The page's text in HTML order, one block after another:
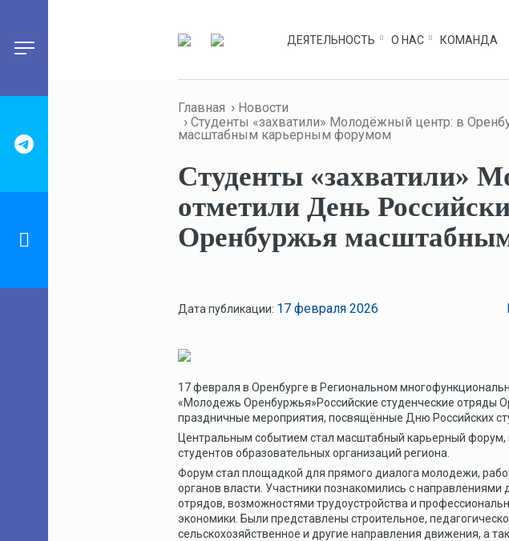
ДЕЯТЕЛЬНОСТЬ О НАС КОМАНДА
Главная
Новости
Студенты «захватили» Молодёжный центр: в
масштабным карьерным форумом
Студенты «захватили»
отметили День
Оренбуржья
Дата публикации: 17 февраля 2026
17 февраля в Оренбурге в Региональном
«Молодежь Оренбуржья»Российские студенческие отряды
праздничные мероприятия, посвящённые Дню Российских
Центральным событием стал масштабный карьерный форум,
студентов образовательных организаций региона.
Форум стал площадкой для прямого диалога молодежи,
органов власти. Участники познакомились с направлениями
отрядов, возможностями трудоустройства и
экономики. Были представлены строительное,
сельскохозяйственное и другие направления движения, а